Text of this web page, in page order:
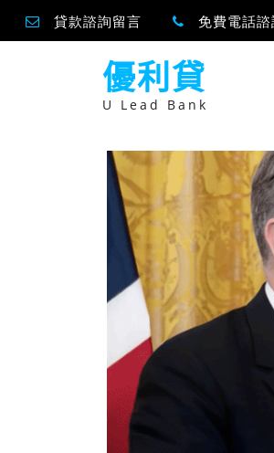
貸款諮詢留言 免費電話諮
優利貸
U Lead Bank